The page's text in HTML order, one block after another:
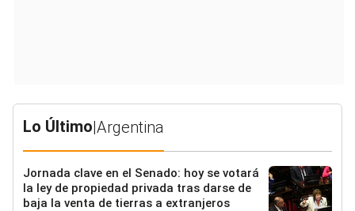
Lo Último|Argentina
Jornada clave en el Senado: hoy se votará
la ley de propiedad privada tras darse de
baja la venta de tierras a extranjeros